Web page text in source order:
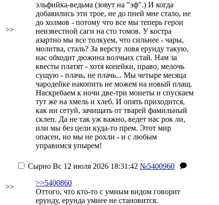
>>
эльфийка-ведьма (зовут на "эф".) И когда
добавились эти трое, не до пней мне стало, не
до холмов - потому что все мы теперь герои
неизвестной саги на сто томов. У костра
азартно мы все толкуем, что сильнее - чары,
молитва, сталь? За версту ловя ерунду такую,
нас обходит дюжина волчьих стай. Нам за
квесты платят - хотя копейки, право, мелочь
сущую - плачь, не плачь... Мы четыре месяца
чародейке накопить не можем на новый плащ.
Наскребаем к ночи две-три монеты и спускаем
тут же на хмель и хлеб. И опять приходится,
как ни сетуй, зачищать от тварей фамильный
склеп. Да не так уж важно, ведет нас рок ли,
или мы без цели куда-то прем. Этот мир
опасен, но мы не рохли - и с любым
управимся упырем!
>>
Сырно Вс 12 июля 2026 18:31:42 №5400960
>>5400860
Оттого, что кто-то с умным видом говорит
ерунду, ерунда умнее не становится.